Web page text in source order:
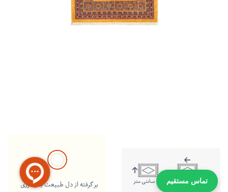
297 سانتی متر 207 سانتی متر
بر گرفته از دل طبیعت با رنگرزی
تماس مستقیم